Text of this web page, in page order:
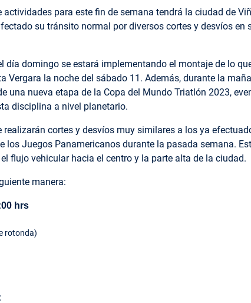
actividades para este fin de semana tendrá la ciudad de
su tránsito normal por diversos cortes y desvíos en
día domingo se estará implementando el montaje de lo
Vergara la noche del sábado 11. Además, durante la
una nueva etapa de la Copa del Mundo Triatlón 2023,
disciplina a nivel planetario.
cortes y desvíos muy similares a los ya
Juegos Panamericanos durante la pasada semana.
flujo vehicular hacia el centro y la parte alta de la ciudad.
manera:
hrs
rotonda)